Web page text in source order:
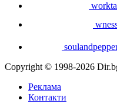
Copyright © 1998-2026
Реклама
Контакти